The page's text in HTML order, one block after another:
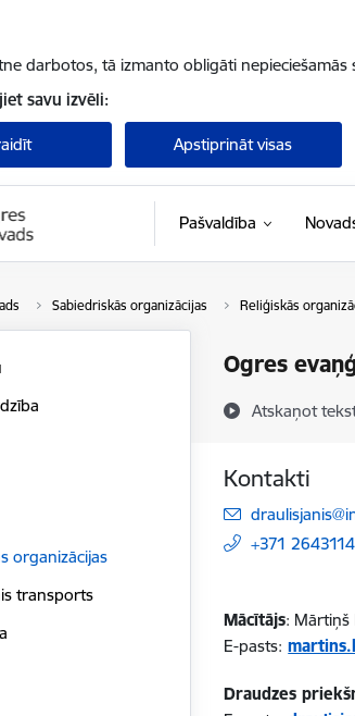
darbotos, tā izmanto obligāti
savu izvēli:
Apstiprināt visas
Pašvaldība
Sabiedriskās organizācijas Reliģiskās
Ogres
Atskaņot
organizācijas
transports
Kontakti
E-pasts:
+371
Mācītājs: Mārtiņš
E-pasts:
Draudzes